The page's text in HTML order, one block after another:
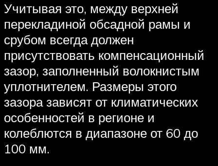
Учитывая это, между верхней
перекладиной обсадной рамы и
срубом всегда должен
присутствовать компенсационный
зазор, заполненный волокнистым
уплотнителем. Размеры этого
зазора зависят от климатических
особенностей в регионе и
колеблются в диапазоне от 60 до
100 мм.